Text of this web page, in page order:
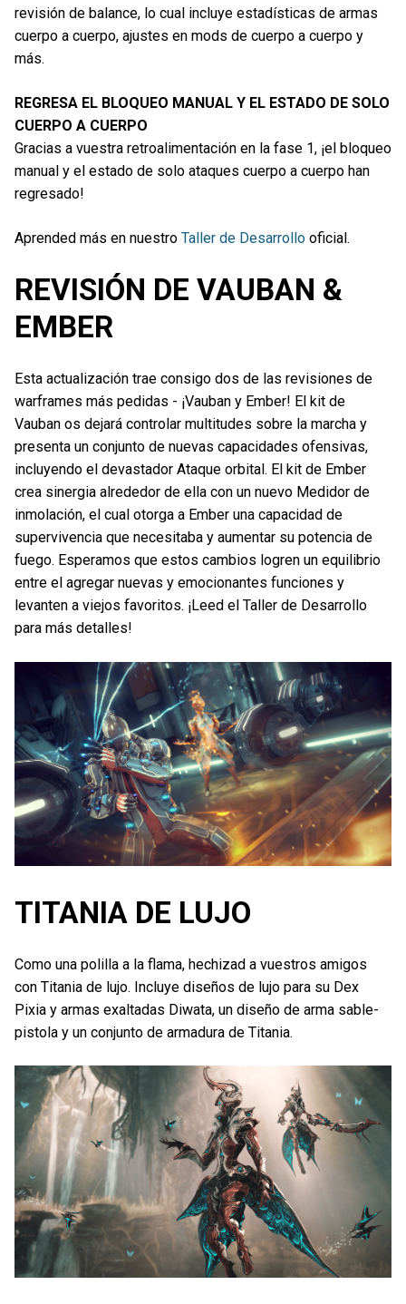
revisión de balance, lo cual incluye estadísticas de armas
cuerpo a cuerpo, ajustes en mods de cuerpo a cuerpo y
más.
REGRESA EL BLOQUEO MANUAL Y EL ESTADO DE SOLO
CUERPO A CUERPO
Gracias a vuestra retroalimentación en la fase 1, ¡el bloqueo
manual y el estado de solo ataques cuerpo a cuerpo han
regresado!
Aprended más en nuestro Taller de Desarrollo oficial.
REVISIÓN DE VAUBAN &
EMBER
Esta actualización trae consigo dos de las revisiones de
warframes más pedidas - ¡Vauban y Ember! El kit de
Vauban os dejará controlar multitudes sobre la marcha y
presenta un conjunto de nuevas capacidades ofensivas,
incluyendo el devastador Ataque orbital. El kit de Ember
crea sinergia alrededor de ella con un nuevo Medidor de
inmolación, el cual otorga a Ember una capacidad de
supervivencia que necesitaba y aumentar su potencia de
fuego. Esperamos que estos cambios logren un equilibrio
entre el agregar nuevas y emocionantes funciones y
levanten a viejos favoritos. ¡Leed el Taller de Desarrollo
para más detalles!
TITANIA DE LUJO
Como una polilla a la flama, hechizad a vuestros amigos
con Titania de lujo. Incluye diseños de lujo para su Dex
Pixia y armas exaltadas Diwata, un diseño de arma sable-
pistola y un conjunto de armadura de Titania.